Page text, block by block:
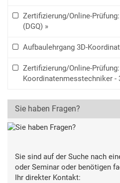
Zertifizierung/Online-
(DGQ) »
Aufbaulehrgang 3D-
Zertifizierung/Online-Prüfung:
Koordinatenmesstechniker -
Sie haben Fragen?
Sie sind auf der Suche nach
oder Seminar oder benötigen
Ihr direkter Kontakt: